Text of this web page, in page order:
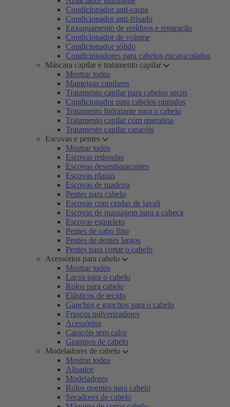
Condicionador anti-caspa
Condicionador anti-frisado
Enxaguamento de resíduos e reparação
Condicionador de volume
Condicionador sólido
Condicionadores para cabelos encaracolados
Máscara capilar e tratamento capilar
Mostrar todos
Manteigas capilares
Tratamento capilar para cabelos secos
Condicionador para cabelos pintados
Tratamento hidratante para o cabelo
Tratamento capilar com queratina
Tratamento capilar caracóis
Escovas e pentes
Mostrar todos
Escovas redondas
Escovas desembaraçantes
Escovas planas
Escovas de madeira
Pentes para cabelo
Escovas com cerdas de javali
Escovas de massagem para a cabeça
Escovas esqueleto
Pentes de cabo fino
Pentes de dentes largos
Pentes para cortar o cabelo
Acessórios para cabelo
Mostrar todos
Laços para o cabelo
Rolos para cabelo
Elásticos de tecido
Ganchos e ganchos para o cabelo
Frascos pulverizadores
Acessórios
Caracóis sem calor
Grampos de cabelo
Modeladores de cabelo
Mostrar todos
Alisador
Modeladores
Rolos quentes para cabelo
Secadores de cabelo